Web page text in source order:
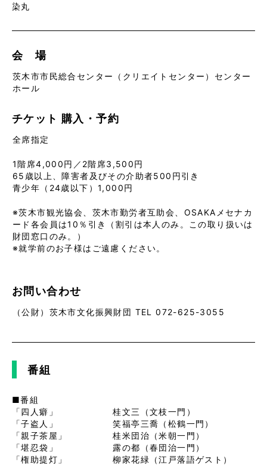
染丸
会 場
茨木市市民総合センター（クリエイトセンター）センター
ホール
チケット 購入・予約
全席指定
1階席4,000円／2階席3,500円
65歳以上、障害者及びその介助者500円引き
青少年（24歳以下）1,000円
※茨木市観光協会、茨木市勤労者互助会、OSAKAメセナカ
ード各会員は10％引き（割引は本人のみ。この取り扱いは
財団窓口のみ。）
※就学前のお子様はご遠慮ください。
お問い合わせ
（公財）茨木市文化振興財団 TEL 072-625-3055
番組
■番組
「四人癖」 桂文三（文枝一門）
「子盗人」 笑福亭三喬（松鶴一門）
「親子茶屋」 桂米団治（米朝一門）
「堪忍袋」 露の都（春団治一門）
「権助提灯」 柳家花緑（江戸落語ゲスト）